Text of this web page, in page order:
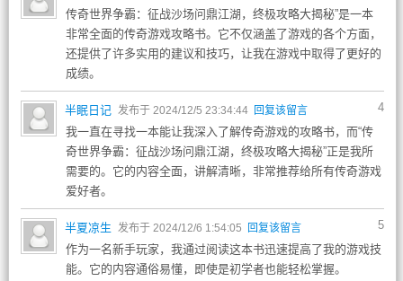
传奇世界争霸：征战沙场问鼎江湖，终极攻略大揭秘”是一本
非常全面的传奇游戏攻略书。它不仅涵盖了游戏的各个方面，
还提供了许多实用的建议和技巧，让我在游戏中取得了更好的
成绩。
4
半眠日记 发布于 2024/12/5 23:34:44 回复该留言
我一直在寻找一本能让我深入了解传奇游戏的攻略书，而“传
奇世界争霸：征战沙场问鼎江湖，终极攻略大揭秘”正是我所
需要的。它的内容全面，讲解清晰，非常推荐给所有传奇游戏
爱好者。
5
半夏凉生 发布于 2024/12/6 1:54:05 回复该留言
作为一名新手玩家，我通过阅读这本书迅速提高了我的游戏技
能。它的内容通俗易懂，即使是初学者也能轻松掌握。